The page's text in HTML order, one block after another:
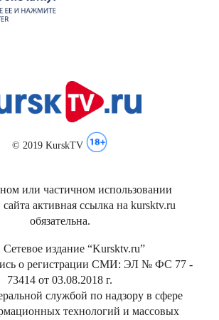
© 2019 KurskTV
или частичном использовании
активная ссылка на kursktv.ru
обязательна.
издание “Kursktv.ru”
о регистрации СМИ: ЭЛ № ФС 77 -
73414 от 03.08.2018 г.
службой по надзору в сфере
технологий и массовых